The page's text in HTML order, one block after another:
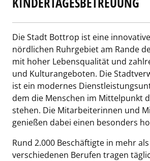
Die Stadt Bottrop ist eine
nördlichen Ruhrgebiet am Rande
mit hoher Lebensqualität und
und Kulturangeboten. Die
ist ein modernes
dem die Menschen im Mittelpunkt
stehen. Die Mitarbeiterinnen und
genießen dabei einen besonders
Rund 2.000 Beschäftigte in mehr
verschiedenen Berufen tragen